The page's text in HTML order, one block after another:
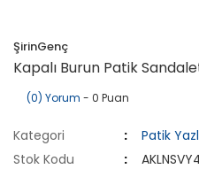
ŞirinGenç
Kapalı Burun Patik
(0) Yorum - 0 Puan
Kategori
Patik
Stok Kodu